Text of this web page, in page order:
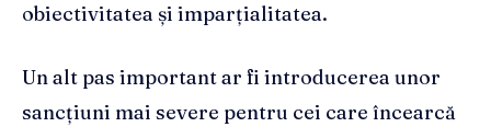
obiectivitatea și imparțialitatea.
Un alt pas important ar fi introducerea unor
sancțiuni mai severe pentru cei care încearcă